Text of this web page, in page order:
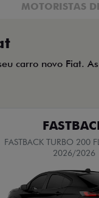
MOTORISTAS
carro novo Fiat.
FASTBACK TURBO 200
2026/2026